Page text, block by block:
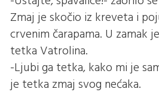
Zmaj je skočio iz kreveta i
crvenim čarapama. U zamak
tetka Vatrolina.
-Ljubi ga tetka, kako mi je
je tetka zmaj svog nećaka.